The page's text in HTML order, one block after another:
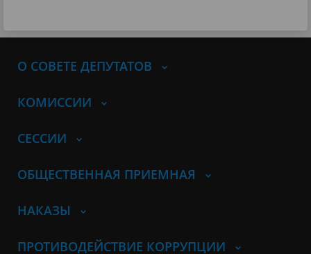
О СОВЕТЕ ДЕПУТАТОВ
КОМИССИИ
СЕССИИ
ОБЩЕСТВЕННАЯ ПРИЕМНАЯ
НАКАЗЫ
ПРОТИВОДЕЙСТВИЕ КОРРУПЦИИ